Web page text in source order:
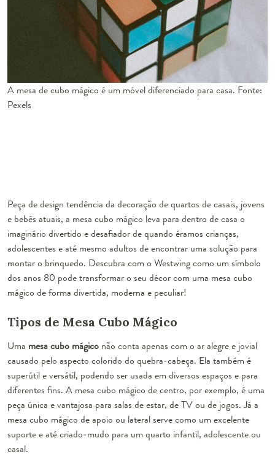
A mesa de cubo mágico é um móvel diferenciado para casa. Fonte:
Pexels
Peça de design tendência da decoração de quartos de casais, jovens
e bebês atuais, a mesa cubo mágico leva para dentro de casa o
imaginário divertido e desafiador de quando éramos crianças,
adolescentes e até mesmo adultos de encontrar uma solução para
montar o brinquedo. Descubra com o Westwing como um símbolo
dos anos 80 pode transformar o seu décor com uma mesa cubo
mágico de forma divertida, moderna e peculiar!
Tipos de Mesa Cubo Mágico
Uma mesa cubo mágico não conta apenas com o ar alegre e jovial
causado pelo aspecto colorido do quebra-cabeça. Ela também é
superútil e versátil, podendo ser usada em diversos espaços e para
diferentes fins. A mesa cubo mágico de centro, por exemplo, é uma
peça única e vantajosa para salas de estar, de TV ou de jogos. Já a
mesa cubo mágico de apoio ou lateral serve como um excelente
suporte e até criado-mudo para um quarto infantil, adolescente ou
casal.